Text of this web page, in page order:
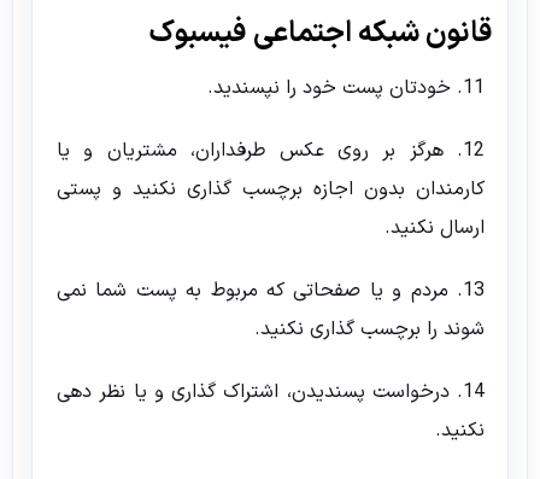
قانون شبکه اجتماعی فیسبوک
11. خودتان پست خود را نپسندید.
12. هرگز بر روی عکس طرفداران، مشتریان و یا
کارمندان بدون اجازه برچسب گذاری نکنید و پستی
ارسال نکنید.
13. مردم و یا صفحاتی که مربوط به پست شما نمی
شوند را برچسب گذاری نکنید.
14. درخواست پسندیدن، اشتراک گذاری و یا نظر دهی
نکنید.